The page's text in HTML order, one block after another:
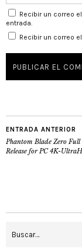
Recibir un correo
entrada.
Recibir un correo
ENTRADA ANTERIOR
Phantom Blade Zero
Release for PC 4K-